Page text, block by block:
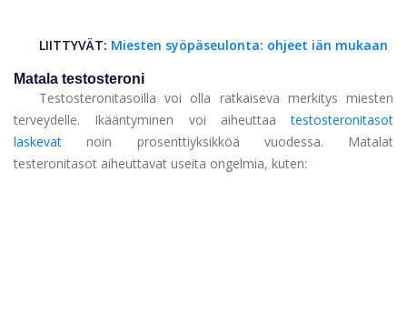
LIITTYVÄT: Miesten syöpäseulonta: ohjeet iän mukaan
Matala testosteroni
Testosteronitasoilla voi olla ratkaiseva merkitys miesten
terveydelle. Ikääntyminen voi aiheuttaa
testosteronitasot
laskevat
noin prosenttiyksikköä vuodessa. Matalat
testeronitasot aiheuttavat useita ongelmia, kuten: